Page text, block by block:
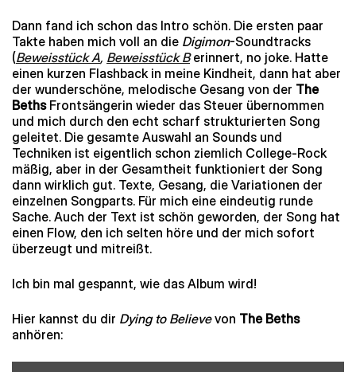
Dann fand ich schon das Intro schön. Die ersten paar
Takte haben mich voll an die Digimon-Soundtracks
(Beweisstück A, Beweisstück Berinnert, no joke. Hatte
einen kurzen Flashback in meine Kindheit, dann hat aber
der wunderschöne, melodische Gesang von der The
BethsFrontsängerin wieder das Steuer übernommen
und mich durch den echt scharf strukturierten Song
geleitet. Die gesamte Auswahl an Sounds und
Techniken ist eigentlich schon ziemlich College-Rock
mäßig, aber in der Gesamtheit funktioniert der Song
dann wirklich gut. Texte, Gesang, die Variationen der
einzelnen Songparts. Für mich eine eindeutig runde
Sache. Auch der Text ist schön geworden, der Song hat
einen Flow, den ich selten höre und der mich sofort
überzeugt und mitreißt.
Ich bin mal gespannt, wie das Album wird!
Hier kannst du dir Dying to Believevon The Beths
anhören: